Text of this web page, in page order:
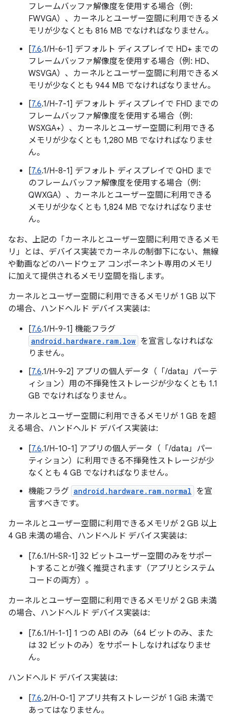
フレームバッファ解像度を使用する場合（例:
FWVGA）、カーネルとユーザー空間に利用できるメ
モリが少なくとも 816 MB でなければなりません。
[7.6.1/H-6-1] デフォルト ディスプレイで HD+ までの
フレームバッファ解像度を使用する場合（例: HD、
WSVGA）、カーネルとユーザー空間に利用できるメ
モリが少なくとも 944 MB でなければなりません。
[7.6.1/H-7-1] デフォルト ディスプレイで FHD までの
フレームバッファ解像度を使用する場合（例:
WSXGA+）、カーネルとユーザー空間に利用できる
メモリが少なくとも 1,280 MB でなければなりませ
ん。
[7.6.1/H-8-1] デフォルト ディスプレイで QHD まで
のフレームバッファ解像度を使用する場合（例:
QWXGA）、カーネルとユーザー空間に利用できる
メモリが少なくとも 1,824 MB でなければなりませ
ん。
なお、上記の「カーネルとユーザー空間に利用できるメモ
リ」とは、デバイス実装でカーネルの制御下にない、無線
や動画などのハードウェア コンポーネント専用のメモリ
に加えて提供されるメモリ空間を指します。
カーネルとユーザー空間に利用できるメモリが 1 GB 以下
の場合、ハンドヘルド デバイス実装は:
[7.6.1/H-9-1] 機能フラグ
android.hardware.ram.low を宣言しなければな
りません。
[7.6.1/H-9-2] アプリの個人データ（「/data」パーテ
ィション）用の不揮発性ストレージが少なくとも 1.1
GB でなければなりません。
カーネルとユーザー空間に利用できるメモリが 1 GB を超
える場合、ハンドヘルド デバイス実装は:
[7.6.1/H-10-1] アプリの個人データ（「/data」パー
ティション）に利用できる不揮発性ストレージが少
なくとも 4 GB でなければなりません。
機能フラグ android.hardware.ram.normal を宣
言すべきです。
カーネルとユーザー空間に利用できるメモリが 2 GB 以上
4 GB 未満の場合、ハンドヘルド デバイス実装は:
[7.6.1/H-SR-1] 32 ビットユーザー空間のみをサポー
トすることが強く推奨されます（アプリとシステム
コードの両方）。
カーネルとユーザー空間に利用できるメモリが 2 GB 未満
の場合、ハンドヘルド デバイス実装は:
[7.6.1/H-1-1] 1 つの ABI のみ（64 ビットのみ、また
は 32 ビットのみ）をサポートしなければなりませ
ん。
ハンドヘルド デバイス実装は:
[7.6.2/H-0-1] アプリ共有ストレージが 1 GiB 未満で
あってはなりません。